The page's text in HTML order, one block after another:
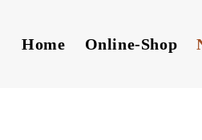
Home Online-Shop